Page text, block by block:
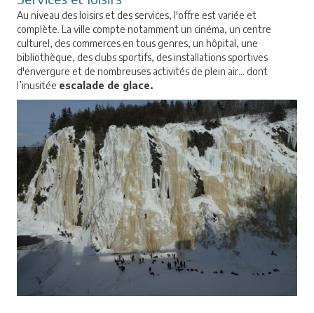
Au niveau des loisirs et des services, l'offre est variée et
complète. La ville compte notamment un cinéma, un centre
culturel, des commerces en tous genres, un hôpital, une
bibliothèque, des clubs sportifs, des installations sportives
d'envergure et de nombreuses activités de plein air… dont
l’inusitée escalade de glace.